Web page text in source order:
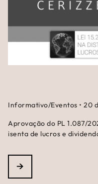
Informativo/Eventos • 20
Aprovação do PL 1.087/
isenta de lucros e
→